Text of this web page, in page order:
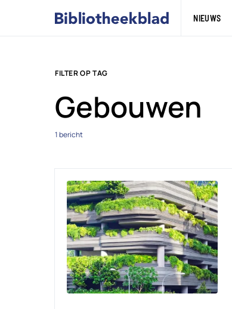
NIEUWS
FILTER OP TAG
Gebouwen
1 bericht